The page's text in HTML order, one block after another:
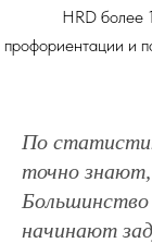
HRD более
профориентации и
По
точно
Большинство
начинают